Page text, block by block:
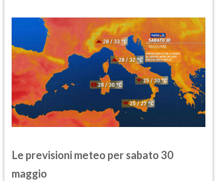
Le previsioni meteo per sabato 30
maggio